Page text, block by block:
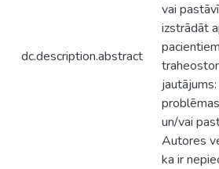
dc.description.abstract
vai
izstrādāt
un/vai
Autores
ka ir